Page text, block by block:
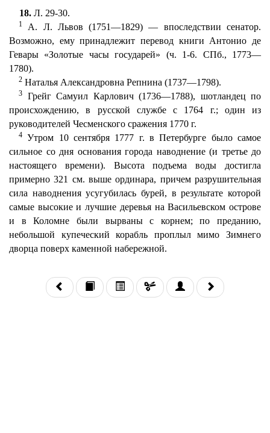
18. Л. 29-30.
1
А. Л. Львов (1751—1829) — впоследствии сенатор.
Возможно, ему принадлежит перевод книги Антонио де
Гевары «Золотые часы государей» (ч. 1-6. СПб., 1773—
1780).
2 Наталья Александровна Репнина (1737—1798).
3
Грейг Самуил Карлович (1736—1788), шотландец по
происхождению, в русской службе с 1764 г.; один из
руководителей Чесменского сражения 1770 г.
4 Утром 10 сентября 1777 г. в Петербурге было самое
сильное со дня основания города наводнение (и третье до
настоящего времени). Высота подъема воды достигла
примерно 321 см. выше ординара, причем разрушительная
сила наводнения усугубилась бурей, в результате которой
самые высокие и лучшие деревья на Васильевском острове
и в Коломне были вырваны с корнем; по преданию,
небольшой купеческий корабль проплыл мимо Зимнего
дворца поверх каменной набережной.